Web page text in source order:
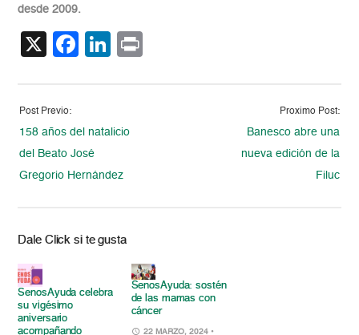
desde 2009.
X Facebook
LinkedIn
Post Previo:
158 años del natalicio
del Beato José
Gregorio Hernández
Proximo Post:
Banesco abre una
nueva edición de la
Filuc
Dale Click si te gusta
SenosAyuda celebra
su vigésimo
aniversario
acompañando
SenosAyuda: sostén
de las mamas con
cáncer
22 MARZO, 2024 •